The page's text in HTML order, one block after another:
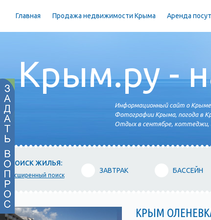
Главная Продажа недвижимости Крыма Аренда
Крым.ру -
Информационный сайт о
Фотографии Крыма, погода в
Отдых в сентябре, коттеджи,
ПОИСК ЖИЛЬЯ:
расширенный поиск
ЗАВТРАК БАССЕЙН
КРЫМ